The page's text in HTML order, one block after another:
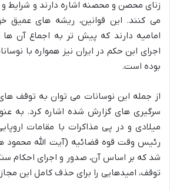
زنای محصن و محصنه اشاره دارند و شرایط و
می کنند. این قوانین، ریشه های عمیق
امامیه دارند که پیش تر به اجماع آن ها
اجرای این حکم در ایران نیز همواره با
بوده است.
از جمله این نوسانات می توان به توقف
میلادی و در پی مذاکرات با مقامات
رئیس وقت قوه قضائیه (آیت الله محمود
شد که بر اساس آن، صدور و اجرای احکام
توقف، امیدهایی را برای حذف کامل این